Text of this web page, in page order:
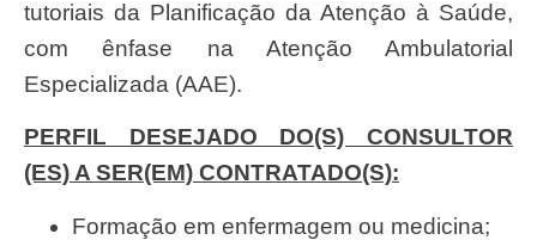
tutoriais da Planificação da Atenção à Saúde,
com ênfase na Atenção Ambulatorial
Especializada (AAE).
PERFIL DESEJADO DO(S) CONSULTOR
(ES) A SER(EM) CONTRATADO(S):
Formação em enfermagem ou medicina;